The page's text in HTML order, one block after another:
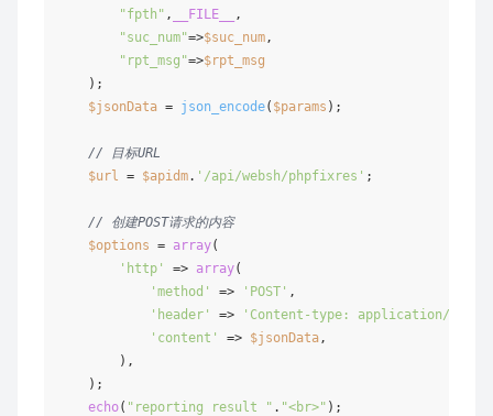
"fpth" , __FILE__
,
"suc_num"=>$suc_num ,
"rpt_msg"=>$rpt_msg
    );
$jsonData = json_encode( $params );
// 目标URL
$url
= $apidm. '/api/websh/phpfixres' ;
// 创建POST请求的内容
$options = array(
'http'
=> array(
'method'
=> 'POST' ,
'header'
=> 'Content-type: application/json'
'content'
=> $jsonData ,
        ),
    );
echo( "reporting result " . "<br>" );